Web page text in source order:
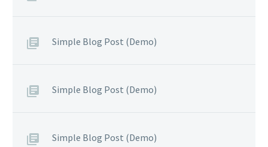
auctor eu in elit.
Simple Blog Post (Demo)
Simple Blog Post (Demo)
Simple Blog Post (Demo)